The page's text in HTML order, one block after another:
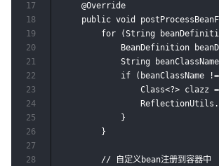
    @Override
public void
for (String
BeanDefinition
String
if (beanClassName
Class<?> clazz
            }
        }
        // 自定义bean注册到容器中
17
18
19
20
21
22
23
24
25
26
27
28